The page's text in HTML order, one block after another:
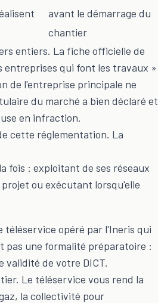
avant le démarrage du
chantier
entiers. La fiche officielle de
entreprises qui font les travaux »
de l'entreprise principale ne
du marché a bien déclaré et
en infraction.
cette réglementation. La
fois : exploitant de ses réseaux
ou exécutant lorsqu'elle
opéré par l'Ineris qui
pas une formalité préparatoire :
validité de votre DICT.
Le téléservice vous rend la
la collectivité pour